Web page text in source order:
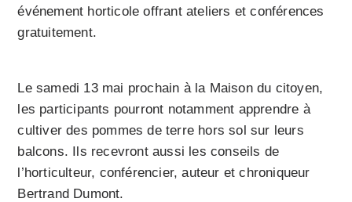
événement horticole offrant ateliers et conférences
gratuitement.
Le samedi 13 mai prochain à la Maison du citoyen,
les participants pourront notamment apprendre à
cultiver des pommes de terre hors sol sur leurs
balcons. Ils recevront aussi les conseils de
l’horticulteur, conférencier, auteur et chroniqueur
Bertrand Dumont.